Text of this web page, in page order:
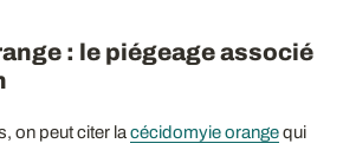
: le piégeage associé
on peut citer la cécidomyie orangequi